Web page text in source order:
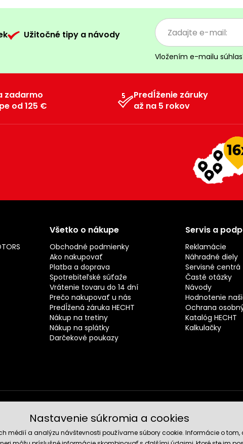
Užitočné tipy a návody
Vložením e-mailu
zadarmo
od 125 €
Predĺženie záruky
až na 5 rokov
Všetko o nákupe
Obchodné podmienky
Ako nakupovať
Platba a doprava
Spotrebiteľské súťaže
Vrátenie tovaru do 14 dní
Prečo nakupovať u nás
Predĺžená záruka HECHT
Nákup na tretiny
Nákup na splátky
Darčekové poukazy
Servis a
Reklamácie
Náhradné diely
Servisné centrá
Časté otázky
Návody
Hodnotenie
Ochrana
Katalóg HECHT
Kalkulačky
Spoľahlivý
Nastavenie súkromia a cookies
médií a analýzu návštevnosti používame súbory cookie. Informácie o